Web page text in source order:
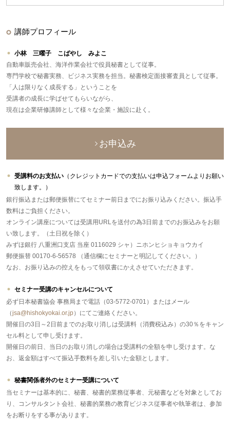
講師プロフィール
小林 三曜子 こばやし みよこ
自動車販売会社、海洋作業会社で役員秘書として従事。
専門学校で秘書実務、ビジネス実務を担当。秘書検定面接審査員として従事。
「人は限りなく成長する」ということを
受講者の成長に学ばせてもらいながら、
現在は企業研修講師として様々な企業・施設に赴く。
お申込み
受講料のお支払い （クレジットカードでの支払いは申込フォームよりお願い
致します。）
銀行振込または郵便振替にてセミナー前日までにお振り込みください。振込手
数料はご負担ください。
オンライン講座については受講用URLを送付の為3日前までのお振込みをお願
い致します。（土日祝を除く）
みずほ銀行 八重洲口支店 当座 0116029 シャ）ニホンヒショキョウカイ
郵便振替 00170-6-56578 （通信欄にセミナーと明記してください。）
なお、お振り込みの控えをもって領収書にかえさせていただきます。
セミナー受講のキャンセルについて
必ず日本秘書協会 事務局まで電話（03-5772-0701）またはメール
（jsa@hishokyokai.or.jp）にてご連絡ください。
開催日の3日～2日前までのお取り消しは受講料（消費税込み）の30％をキャン
セル料として申し受けます。
開催日の前日、当日のお取り消しの場合は受講料の全額を申し受けます。な
お、返金額はすべて振込手数料を差し引いた金額とします。
秘書関係者外のセミナー受講について
当セミナーは基本的に、秘書、秘書的業務従事者、元秘書などを対象としてお
り、コンサルタント会社、秘書的業務の教育ビジネス従事者や執筆者は、参加
をお断りをする事があります。